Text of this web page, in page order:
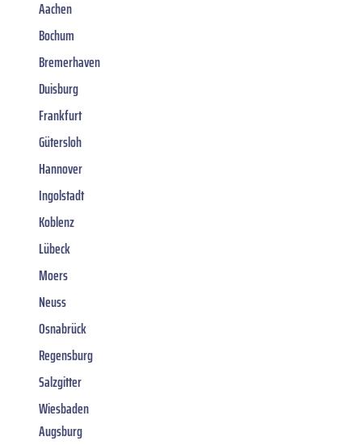
Aachen
Bochum
Bremerhaven
Duisburg
Frankfurt
Gütersloh
Hannover
Ingolstadt
Koblenz
Lübeck
Moers
Neuss
Osnabrück
Regensburg
Salzgitter
Wiesbaden
Augsburg